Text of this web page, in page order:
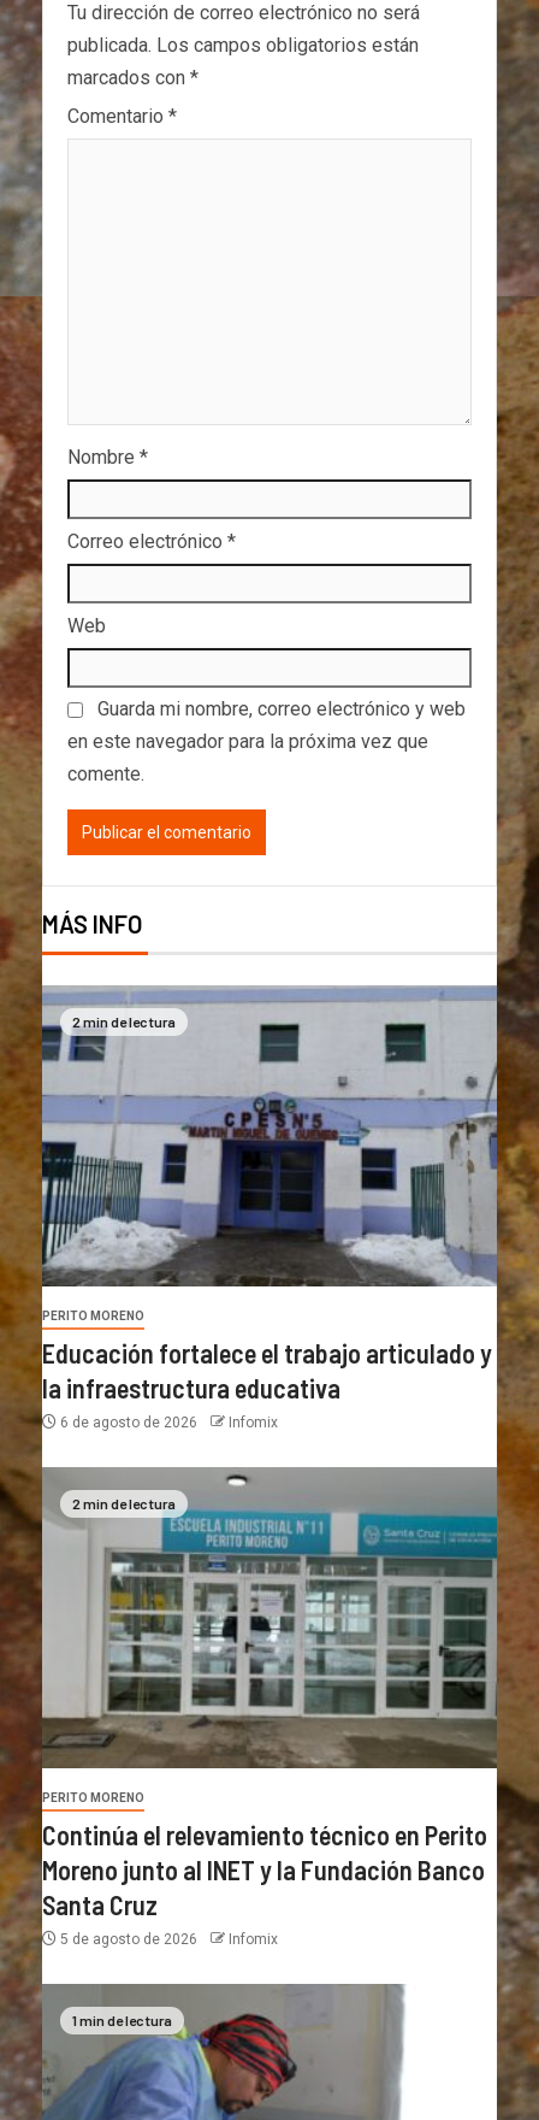
Tu dirección de correo electrónico no será
publicada. Los campos obligatorios están
marcados con *
Comentario *
Nombre *
Correo electrónico *
Web
Guarda mi nombre, correo electrónico y web
en este navegador para la próxima vez que
comente.
MÁS INFO
2 min de lectura
PERITO MORENO
Educación fortalece el trabajo articulado y
la infraestructura educativa
6 de agosto de 2026 Infomix
2 min de lectura
PERITO MORENO
Continúa el relevamiento técnico en Perito
Moreno junto al INET y la Fundación Banco
Santa Cruz
5 de agosto de 2026 Infomix
1 min de lectura